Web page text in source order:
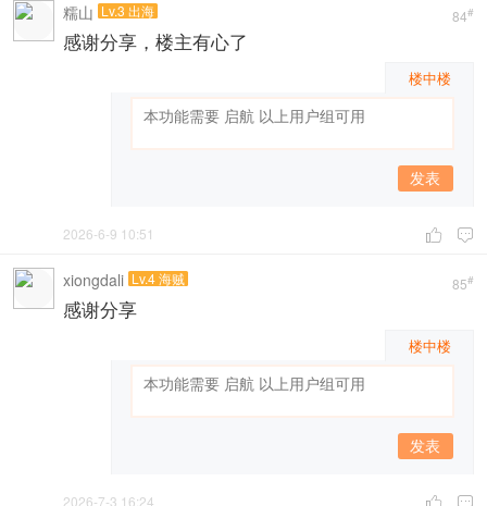
84#
糯山 Lv.3 出海
感谢分享，楼主有心了
楼中楼
发表
 
2026-6-9 10:51
85#
xiongdali Lv.4 海贼
感谢分享
楼中楼
发表
2026-7-3 16:24